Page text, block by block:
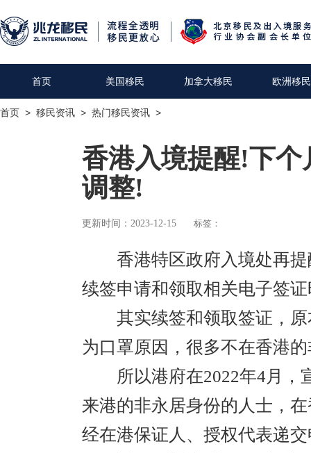
首页 美国移民 加拿大移民 欧洲移民
首页 > 移民资讯 > 热门移民资讯 >
香港入境提醒!下
调整!
更新时间：2023-12-15 标签：
香港特区政府入境处再提
续签申请和领取相关电子签
其实续签和领取签证，原
为口罩原因，很多不在香港
所以港府在2022年4月，
来港的非永居身份的人士，
经在港保证人、授权代表递